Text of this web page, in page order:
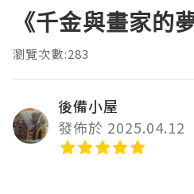
《千金與畫家的
瀏覽次數:283
後備小屋
發佈於 2025.04.12